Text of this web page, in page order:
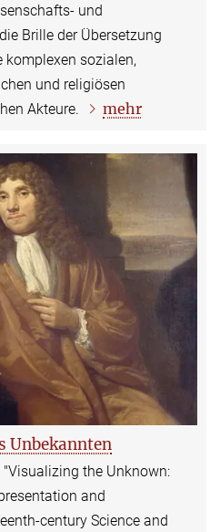
und
Brille der Übersetzung
sozialen,
und religiösen
Akteure.
mehr
Unbekannten
the Unknown:
and
century Science and